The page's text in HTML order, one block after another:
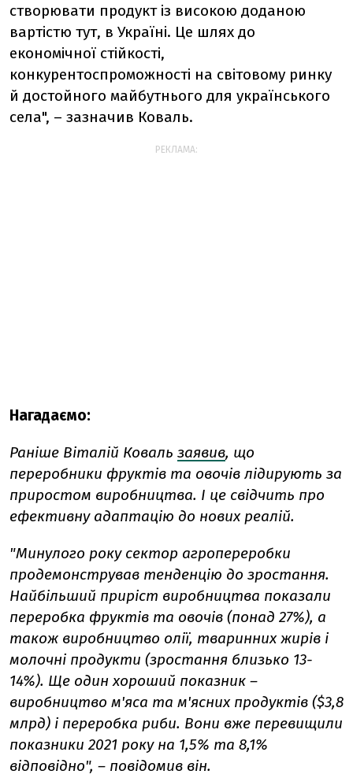
створювати продукт із високою доданою
вартістю тут, в Україні. Це шлях до
економічної стійкості,
конкурентоспроможності на світовому ринку
й достойного майбутнього для українського
села", – зазначив Коваль.
РЕКЛАМА:
Нагадаємо:
Раніше Віталій Коваль заявив, що
переробники фруктів та овочів лідирують за
приростом виробництва. І це свідчить про
ефективну адаптацію до нових реалій.
"Минулого року сектор агропереробки
продемонстрував тенденцію до зростання.
Найбільший приріст виробництва показали
переробка фруктів та овочів (понад 27%), а
також виробництво олії, тваринних жирів і
молочні продукти (зростання близько 13-
14%). Ще один хороший показник –
виробництво м'яса та м'ясних продуктів ($3,8
млрд) і переробка риби. Вони вже перевищили
показники 2021 року на 1,5% та 8,1%
відповідно", – повідомив він.